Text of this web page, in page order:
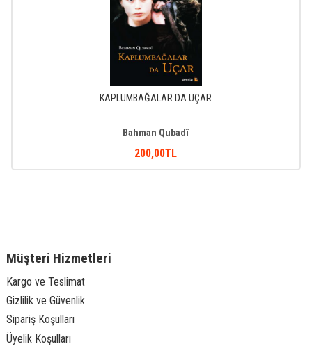
KAPLUMBAĞALAR DA UÇAR
Bahman Qubadî
200,00TL
Müşteri Hizmetleri
Kargo ve Teslimat
Gizlilik ve Güvenlik
Sipariş Koşulları
Üyelik Koşulları